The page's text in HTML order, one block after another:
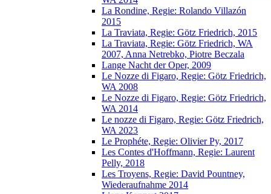
La Rondine, Regie: Rolando Villazón
2015
La Traviata, Regie: Götz Friedrich, 2015
La Traviata, Regie: Götz Friedrich, WA
2007, Anna Netrebko, Piotre Beczala
Lange Nacht der Oper, 2009
Le Nozze di Figaro, Regie: Götz Friedrich,
WA 2008
Le Nozze di Figaro, Regie: Götz Friedrich,
WA 2014
Le nozze di Figaro, Regie: Götz Friedrich,
WA 2023
Le Prophéte, Regie: Olivier Py, 2017
Les Contes d'Hoffmann, Regie: Laurent
Pelly, 2018
Les Troyens, Regie: David Pountney,
Wiederaufnahme 2014